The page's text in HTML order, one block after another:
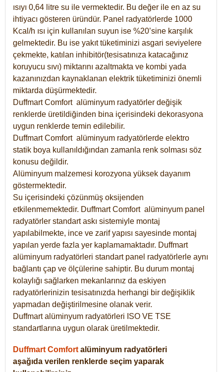
ısıyı 0,64 litre su ile vermektedir. Bu değer ile en az su
ihtiyacı gösteren üründür. Panel radyatörlerde 1000
Kcal/h ısı için kullanılan suyun ise %20’sine karşılık
gelmektedir. Bu ise yakıt tüketiminizi asgari seviyelere
çekmekte, katılan inhibitör(tesisatınıza katacağınız
koruyucu sıvı) miktarını azaltmakta ve kombi yada
kazanınızdan kaynaklanan elektrik tüketiminizi önemli
miktarda düşürmektedir.
Duffmart Comfort alüminyum radyatörler değişik
renklerde üretildiğinden bina içerisindeki dekorasyona
uygun renklerde temin edilebilir.
DuffmartComfort alüminyum radyatörlerde elektro
statik boya kullanıldığından zamanla renk solması söz
konusu değildir.
Alüminyum malzemesi korozyona yüksek dayanım
göstermektedir.
Su içerisindeki çözünmüş oksijenden
etkilenmemektedir. DuffmartComfort alüminyum panel
radyatörler standart askı sistemiyle montaj
yapılabilmekte, ince ve zarif yapısı sayesinde montaj
yapılan yerde fazla yer kaplamamaktadır. Duffmart
alüminyum radyatörleri standart panel radyatörlerle aynı
bağlantı çap ve ölçülerine sahiptir. Bu durum montaj
kolaylığı sağlarken mekanlarınız da eskiyen
radyatörlerinizin tesisatınızda herhangi bir değişiklik
yapmadan değiştirilmesine olanak verir.
Duffmart alüminyum radyatörleri ISO VE TSE
standartlarına uygun olarak üretilmektedir.
Duffmart Comfort alüminyum radyatörleri
aşağıda verilen renklerde seçim yaparak